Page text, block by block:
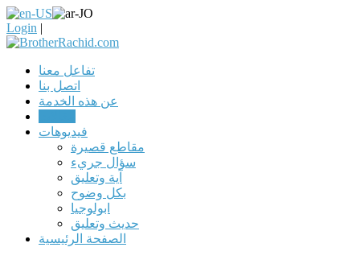
Login |
تفاعل معنا
اتصل بنا
عن هذه الخدمة
فيديوهات
مقاطع قصيرة
سؤال جريء
آية وتعليق
بكل وضوح
ابولوجيا
حديث وتعليق
الصفحة الرئيسية